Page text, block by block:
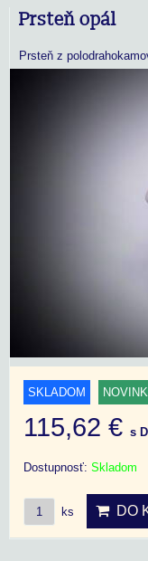
Prsteň opál
Prsteň z
SKLADOM
115,62 € s
Dostupnosť: Skladom
ks DO